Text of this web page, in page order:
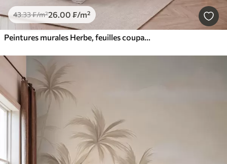
43.33₣/m²26.00 ₣/m²
Peintures murales Herbe, feuilles coupantes